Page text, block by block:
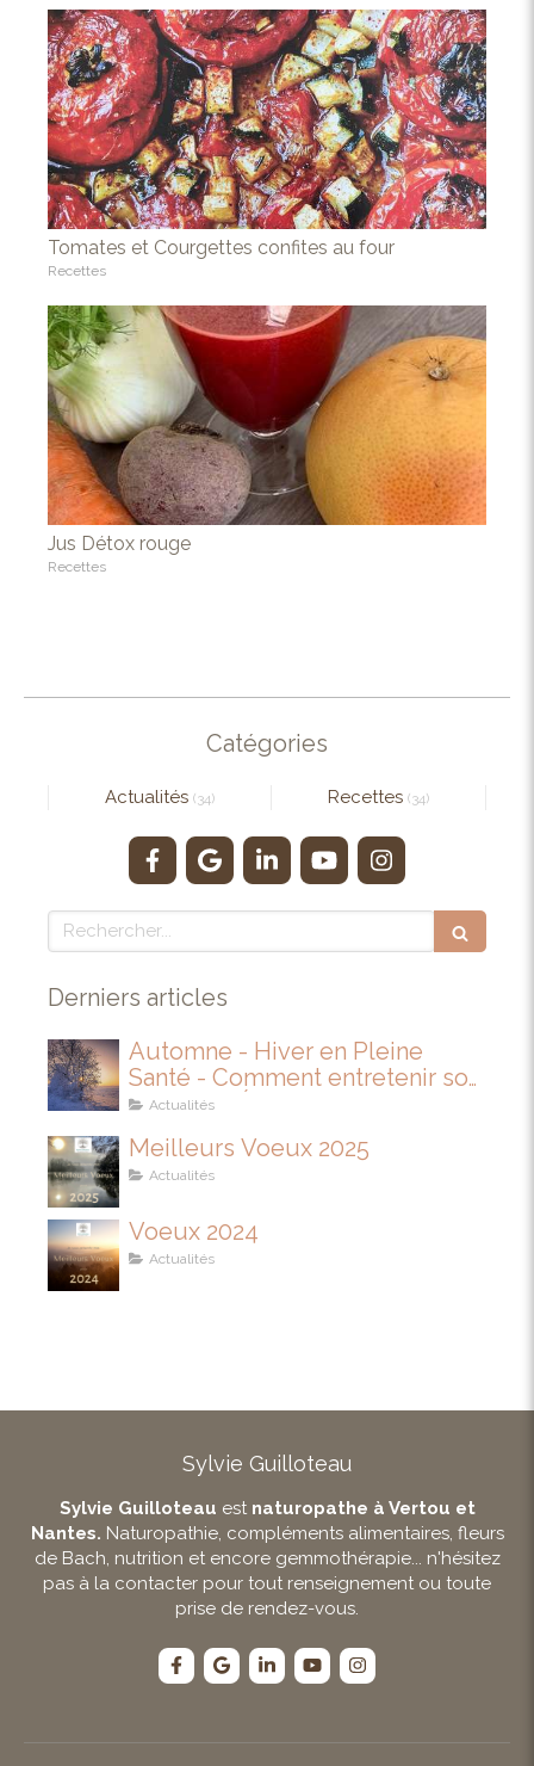
Tomates et Courgettes confites au four
Recettes
Jus Détox rouge
Recettes
Catégories
Actualités (34) Recettes (34)
Rechercher
Derniers articles
Automne - Hiver en Pleine
Santé - Comment entretenir son
IMMUNITÉ
Actualités
Meilleurs Voeux 2025
Actualités
Voeux 2024
Actualités
Sylvie Guilloteau
Sylvie Guilloteau est naturopathe à Vertou et
Nantes. Naturopathie, compléments alimentaires, fleurs
de Bach, nutrition et encore gemmothérapie... n'hésitez
pas à la contacter pour tout renseignement ou toute
prise de rendez-vous.